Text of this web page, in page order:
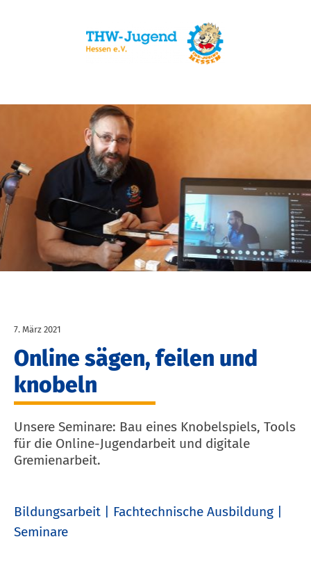
7. März 2021
Online sägen, feilen und
knobeln
Unsere Seminare: Bau eines Knobelspiels, Tools
für die Online-Jugendarbeit und digitale
Gremienarbeit.
Bildungsarbeit
Fachtechnische Ausbildung
Seminare